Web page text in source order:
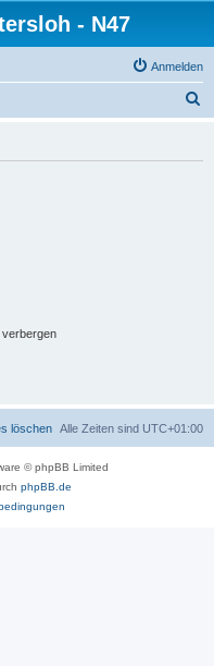
- N47
Anmelden
verbergen
Alle Zeiten sind UTC+01:00
löschen
© phpBB Limited
phpBB.de